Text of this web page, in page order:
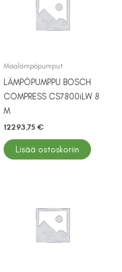
Maalämpöpumput
LÄMPÖPUMPPU BOSCH
COMPRESS CS7800iLW 8
M
12293,75 €
Lisää ostoskoriin